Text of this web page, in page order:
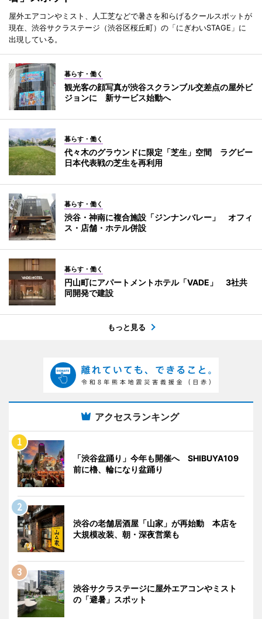
屋外エアコンやミスト、人工芝などで暑さを和らげるクールスポットが
現在、渋谷サクラステージ（渋谷区桜丘町）の「にぎわいSTAGE」に
出現している。
暮らす・働く
観光客の顔写真が渋谷スクランブル交差点の屋外ビ
ジョンに 新サービス始動へ
暮らす・働く
代々木のグラウンドに限定「芝生」空間 ラグビー
日本代表戦の芝生を再利用
暮らす・働く
渋谷・神南に複合施設「ジンナンバレー」 オフィ
ス・店舗・ホテル併設
暮らす・働く
円山町にアパートメントホテル「VADE」 3社共
同開発で建設
もっと見る
アクセスランキング
「渋谷盆踊り」今年も開催へ SHIBUYA109
前に櫓、輪になり盆踊り
渋谷の老舗居酒屋「山家」が再始動 本店を
大規模改装、朝・深夜営業も
渋谷サクラステージに屋外エアコンやミスト
の「避暑」スポット